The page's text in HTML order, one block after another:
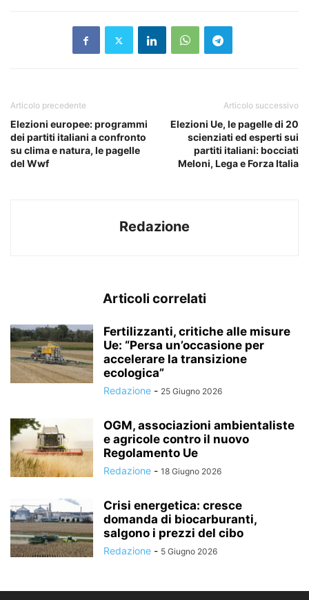
Articolo precedente
Elezioni europee: programmi
dei partiti italiani a confronto
su clima e natura, le pagelle
del Wwf
Articolo successivo
Elezioni Ue, le pagelle di 20
scienziati ed esperti sui
partiti italiani: bocciati
Meloni, Lega e Forza Italia
Redazione
Articoli correlati
Fertilizzanti, critiche alle misure
Ue: “Persa un’occasione per
accelerare la transizione
ecologica”
Redazione - 25 Giugno 2026
OGM, associazioni ambientaliste
e agricole contro il nuovo
Regolamento Ue
Redazione - 18 Giugno 2026
Crisi energetica: cresce
domanda di biocarburanti,
salgono i prezzi del cibo
Redazione - 5 Giugno 2026